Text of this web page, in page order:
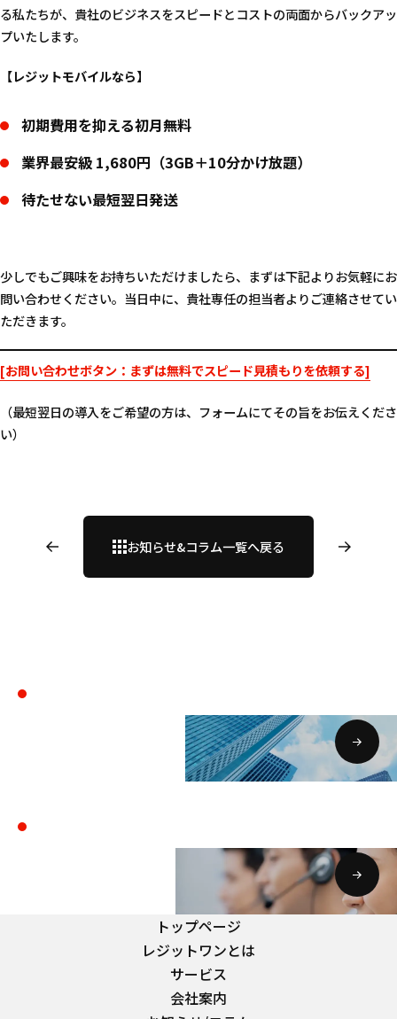
る私たちが、貴社のビジネスをスピードとコストの両面からバックアッ
プいたします。
【レジットモバイルなら】
初期費用を抑える初月無料
業界最安級 1,680円（3GB＋10分かけ放題）
待たせない最短翌日発送
少しでもご興味をお持ちいただけましたら、まずは下記よりお気軽にお
問い合わせください。当日中に、貴社専任の担当者よりご連絡させてい
ただきます。
[お問い合わせボタン：まずは無料でスピード見積もりを依頼する]
（最短翌日の導入をご希望の方は、フォームにてその旨をお伝えくださ
い）
お知らせ&コラム一覧へ戻る
COMPANY
CONTACT
トップページ
レジットワンとは
サービス
会社案内